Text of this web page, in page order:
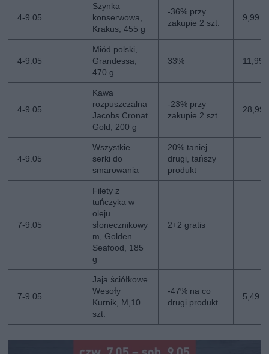
4-9.05
Szynka
konserwowa,
Krakus, 455 g
-36% przy
zakupie 2 szt.
9,99
4-9.05
Miód polski,
Grandessa,
470 g
33% 11,99
4-9.05
Kawa
rozpuszczalna
Jacobs Cronat
Gold, 200 g
-23% przy
zakupie 2 szt.
28,99
4-9.05
Wszystkie
serki do
smarowania
20% taniej
drugi, tańszy
produkt
7-9.05
Filety z
tuńczyka w
oleju
słonecznikowy
m, Golden
Seafood, 185
g
2+2 gratis
7-9.05
Jaja ściółkowe
Wesoły
Kurnik, M,10
szt.
-47% na co
drugi produkt
5,49